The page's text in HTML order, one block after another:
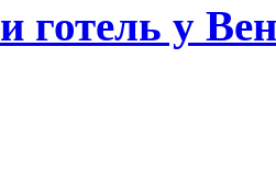
готель у